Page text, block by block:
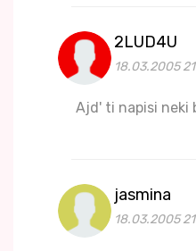
2LUD4U
18.03.2005
Ajd' ti napisi neki
jasmina
18.03.2005